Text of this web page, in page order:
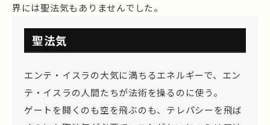
界には聖法気もありませんでした。
聖法気
エンテ・イスラの大気に満ちるエネルギーで、エン
テ・イスラの人間たちが法術を操るのに使う。
ゲートを開くのも空を飛ぶのも、テレパシーを飛ば